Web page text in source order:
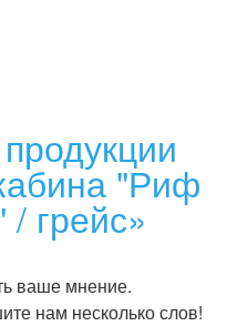
"Риф
грейс»
ваше мнение.
нам несколько слов!